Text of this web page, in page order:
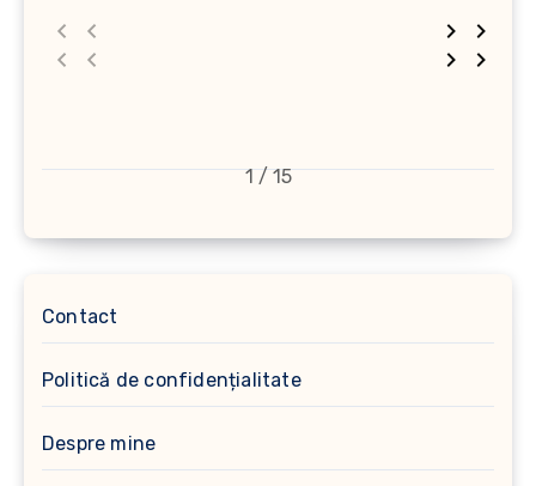
1 / 15
Contact
Politică de confidențialitate
Despre mine